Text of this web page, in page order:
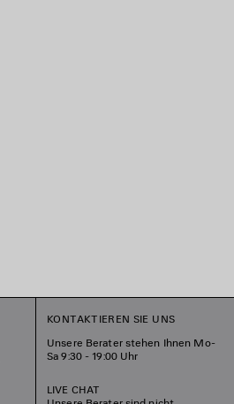
KONTAKTIEREN SIE UNS
Unsere Berater stehen Ihnen Mo-
Sa 9:30 - 19:00 Uhr
LIVE CHAT